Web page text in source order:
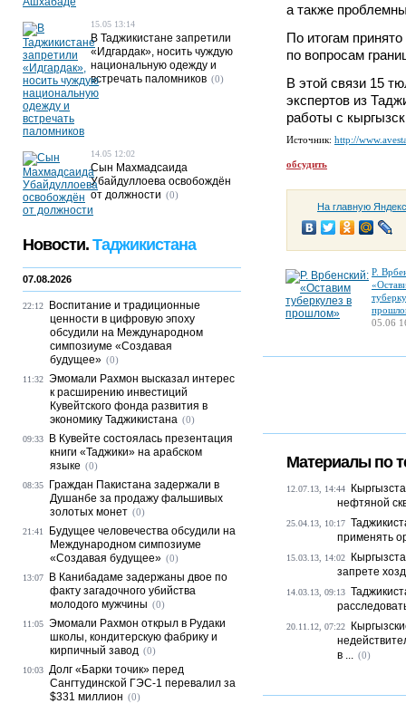
а также
По итогам
по вопросам
В этой связи 15
экспертов из
работы с
Источник: http://
обсудить
На главную
Р.
05.06
Материалы по
12.07.13, 14:44
нефтяной
25.04.13, 10:17
применять
15.03.13, 14:02
запрете
14.03.13, 09:13
20.11.12, 07:22
в ... (0)
15.05 13:14
В Таджикистане запретили
«Идгардак», носить чуждую
национальную одежду и
встречать паломников (0)
14.05 12:02
Сын Махмадсаида
Убайдуллоева освобождён
от должности (0)
Новости. Таджикистана
07.08.2026
22:12
Воспитание и традиционные
ценности в цифровую эпоху
обсудили на Международном
симпозиуме «Создавая
будущее» (0)
11:32 Эмомали Рахмон высказал интерес
к расширению инвестиций
Кувейтского фонда развития в
экономику Таджикистана (0)
09:33
В Кувейте состоялась презентация
книги «Таджики» на арабском
языке (0)
08:35
Граждан Пакистана задержали в
Душанбе за продажу фальшивых
золотых монет (0)
21:41
Будущее человечества обсудили на
Международном симпозиуме
«Создавая будущее» (0)
13:07
В Канибадаме задержаны двое по
факту загадочного убийства
молодого мужчины (0)
11:05 Эмомали Рахмон открыл в Рудаки
школы, кондитерскую фабрику и
кирпичный завод (0)
10:03 Долг «Барки точик» перед
Сангтудинской ГЭС-1 перевалил за
$331 миллион (0)